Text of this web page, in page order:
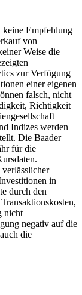
keine Empfehlung
von
Weise die
zur Verfügung
einer eigenen
falsch, nicht
Richtigkeit
Indizes werden
Die Baader
für die
in
durch den
nicht
negativ auf die
die